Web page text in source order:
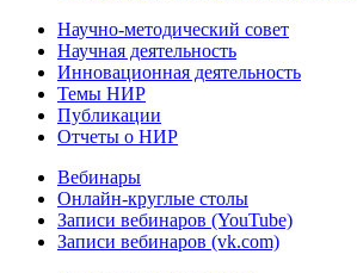
Научно-методический совет
Научная деятельность
Инновационная деятельность
Темы НИР
Публикации
Отчеты о НИР
Вебинары
Онлайн-круглые столы
Записи вебинаров (YouTube)
Записи вебинаров (vk.com)